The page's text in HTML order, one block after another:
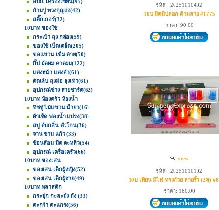
อปก. เครื่องเขียน(95)
ก้ามปู พวงกุญแจ(42)
สติ๊กเกอร์(32)
10บาท ของใช้
กระเป๋า ถุง กล่อง(59)
ของใช้ เบ็ดเตล็ด(205)
ขอแขวน เข็ม ด้าย(50)
กิ๊ป มัดผม คาดผม(122)
แต่งหน้า แต่งตัว(61)
ตัดเล็บ ถุงมือ ถุงเท้า(61)
อุปกรณ์ช่าง สายชาร์ต(62)
10บาท ห้องครัว ห้องน้ำ
ทิชชู่ ไม้แขวน น้ำยา(16)
ผ้าเช็ด ฟองน้ำ แปรง(38)
สบู่ ดับกลิ่น ตัวโกน(36)
จาน ชาม แก้ว (33)
ช้อนส้อม มีด ตะหลิว(54)
อุปกรณ์ เครื่องครัว(66)
10บาท ของเล่น
ของเล่น เด็กผู้หญิง(52)
ของเล่น เด็กผู้ชาย(49)
10บาท พลาสติก
กระปุก กะละมัง ถัง (33)
ตะกร้า ตะแกรง(56)
รหัส : 20251010402
10บ มีดมีปลอก ด้ามลาย #1775
ราคา: 90.00
view
รหัส : 20251010102
10บ เทียน มีไฟ ทรงถ้วย ลายริ้ว (2ล)
ราคา: 180.00